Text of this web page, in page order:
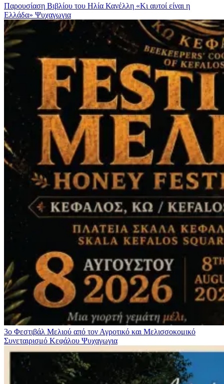
Παρουσίαση Βιβλίου του Ηλία Κανέλλη «Κι αυτοί είναι η
Ελλάδα» Ψυχαγωγια
3ο Φεστιβάλ Μελιού από τον Αγροτικό και Μελισσοκομικό
Συνεταιρισμό Κεφάλου Ψυχαγωγια